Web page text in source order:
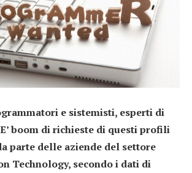
e sistemisti, esperti di
boom di richieste di questi profili
parte delle aziende del settore
Technology, secondo i dati di